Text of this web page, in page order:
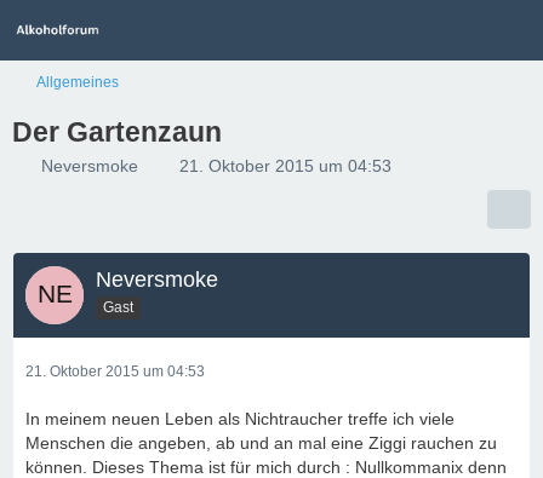
Allgemeines
Der Gartenzaun
Neversmoke 21. Oktober 2015 um 04:53
Neversmoke
Gast
21. Oktober 2015 um 04:53
In meinem neuen Leben als Nichtraucher treffe ich viele
Menschen die angeben, ab und an mal eine Ziggi rauchen zu
können. Dieses Thema ist für mich durch : Nullkommanix denn